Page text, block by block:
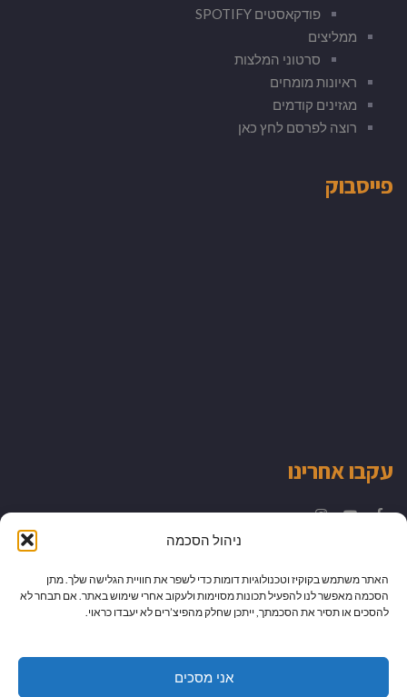
ניהול הסכמה
האתר משתמש בקוקיז וטכנולוגיות דומות כדי לשפר את חוויית הגלישה שלך. מתן
הסכמה מאפשר לנו להפעיל תכונות מסוימות ולעקוב אחרי שימוש באתר. אם תבחר לא
להסכים או תסיר את הסכמתך, ייתכן שחלק מהפיצ’רים לא יעבדו כראוי.
אני מסכים
פודקאסטים SPOTIFY
ממליצים
סרטוני המלצות
ראיונות מומחים
מגזינים קודמים
רוצה לפרסם לחץ כאן
פייסבוק
עקבו אחרינו